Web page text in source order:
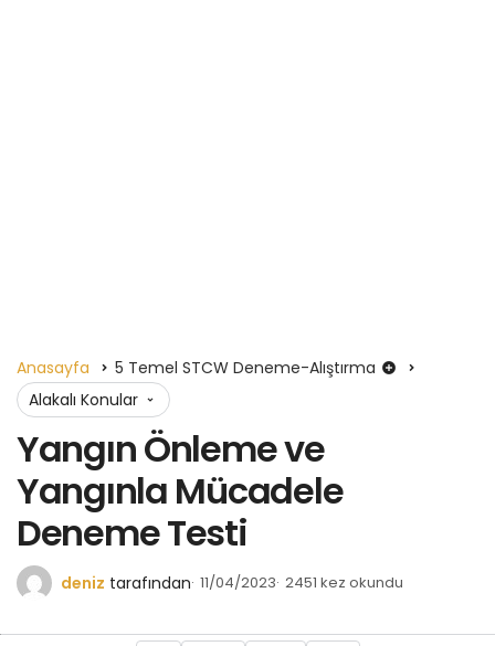
Anasayfa
5 Temel STCW Deneme-Alıştırma
Alakalı Konular
Yangın Önleme ve
Yangınla Mücadele
Deneme Testi
deniz tarafından 11/04/2023 2451 kez okundu